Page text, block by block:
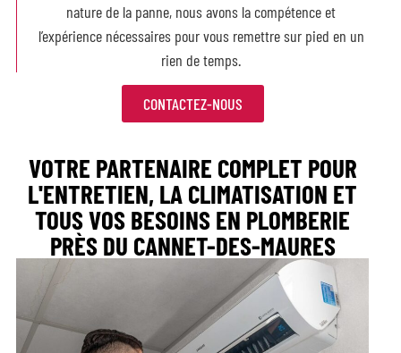
nature de la panne, nous avons la compétence et
l’expérience nécessaires pour vous remettre sur pied en un
rien de temps.
CONTACTEZ-NOUS
VOTRE PARTENAIRE COMPLET POUR
L'ENTRETIEN, LA CLIMATISATION ET
TOUS VOS BESOINS EN PLOMBERIE
PRÈS DU CANNET-DES-MAURES